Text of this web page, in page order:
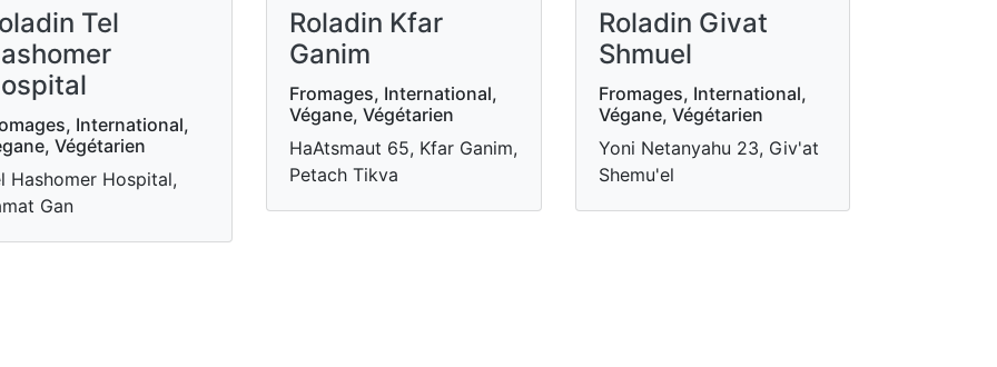
Tel
International,
Végétarien
Hashomer Hospital,
Gan
Roladin Kfar
Ganim
Fromages, International,
Végane, Végétarien
HaAtsmaut 65, Kfar Ganim,
Petach Tikva
Roladin Givat
Shmuel
Fromages, International,
Végane, Végétarien
Yoni Netanyahu 23, Giv'at
Shemu'el